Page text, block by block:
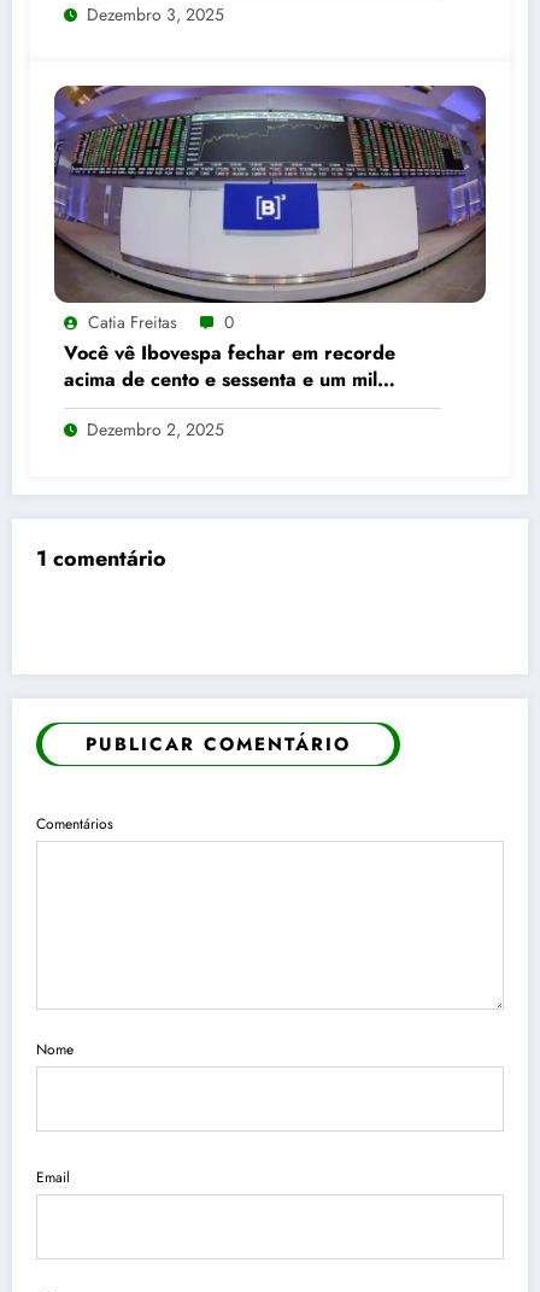
Dezembro 3, 2025
Catia Freitas 0
Você vê Ibovespa fechar em recorde
acima de cento e sessenta e um mil
pontos enquanto dólar recua para cinco
reais e trinta e três centavos
Dezembro 2, 2025
1 comentário
PUBLICAR COMENTÁRIO
Comentários
Nome
Email